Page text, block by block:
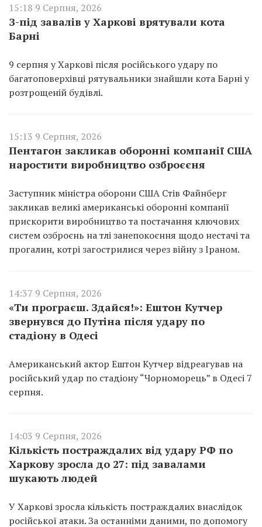
15:18 9 Серпня, 2026
З-під завалів у Харкові врятували кота
Барні
9 серпня у Харкові після російського удару по
багатоповерхівці рятувальники знайшли кота Барні у
розтрощеній будівлі.
15:13 9 Серпня, 2026
Пентагон закликав оборонні компанії США
наростити виробництво озброєєня
Заступник міністра оборони США Стів Файнберг
закликав великі американські оборонні компанії
прискорити виробництво та постачання ключових
систем озброєнь на тлі занепокоєння щодо нестачі та
прогалин, котрі загострилися через війну з Іраном.
14:37 9 Серпня, 2026
«Ти програєш. Здайся!»: Ештон Кутчер
звернувся до Путіна після удару по
стадіону в Одесі
Американський актор Ештон Кутчер відреагував на
російський удар по стадіону “Чорноморець” в Одесі 7
серпня.
14:03 9 Серпня, 2026
Кількість постраждалих від удару РФ по
Харкову зросла до 27: під завалами
шукають людей
У Харкові зросла кількість постраждалих внаслідок
російської атаки. За останніми даними, по допомогу